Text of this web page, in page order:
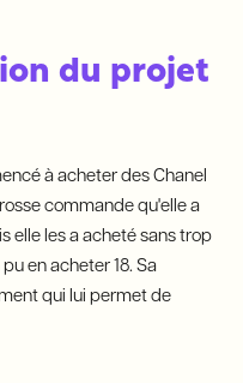
du projet
à acheter des Chanel
commande qu'elle a
elle les a acheté sans trop
en acheter 18. Sa
qui lui permet de